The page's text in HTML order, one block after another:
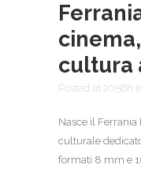
cultura
Posted at 20:56h
Nasce il
culturale
formati 8 mm e